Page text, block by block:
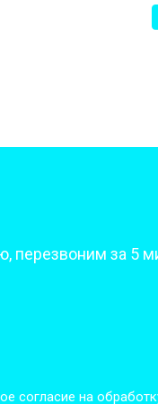
перезвоним за 5
согласие на